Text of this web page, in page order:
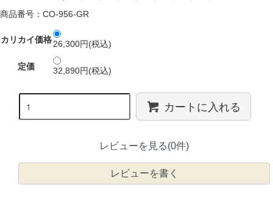
商品番号：CO-956-GR
カリカイ価格26,300円(税込)
定価 32,890円(税込)
カートに入れる
レビューを見る(0件)
レビューを書く